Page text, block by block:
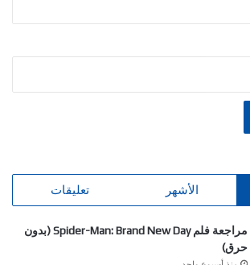
الأشهر تعليقات
مراجعة فلم Spider-Man: Brand New Day (بدون
حرق)